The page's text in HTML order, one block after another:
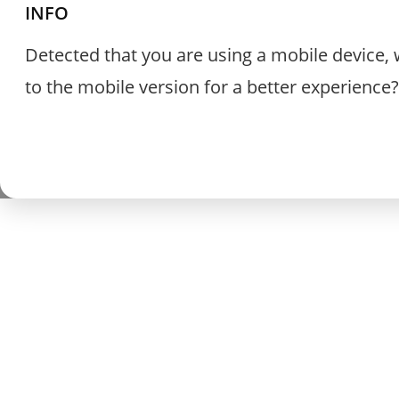
INFO
Detected that you are using a mobile
to the mobile version for a better experience?